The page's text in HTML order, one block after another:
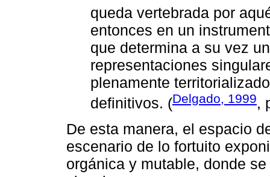
queda vertebrada por
entonces en un
que determina a su vez
representaciones
plenamente
definitivos. (Delgado, 1999,
De esta manera, el espacio
escenario de lo fortuito
orgánica y mutable, donde